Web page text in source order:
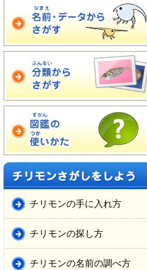
チリモンの手に入れ方
チリモンの探し方
チリモンの名前の調べ方